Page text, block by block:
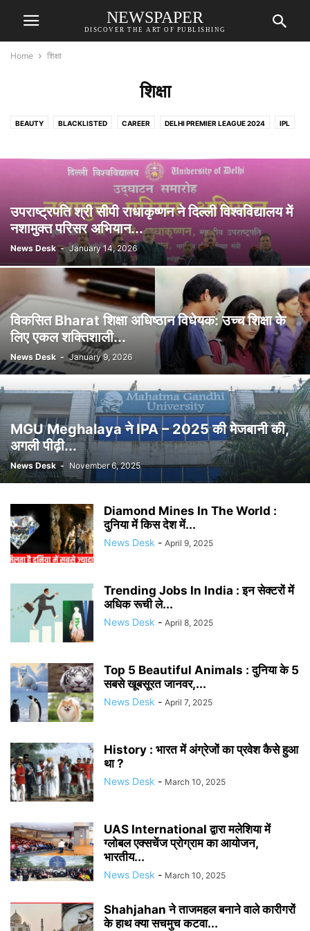
NEWSPAPER
DISCOVER THE ART OF PUBLISHING
Home शिक्षा
शिक्षा
BEAUTY BLACKLISTED CAREER DELHI PREMIER LEAGUE 2024 IPL
दिल्ली विश्वविद्यालय दुनिया धर्म पंजाब पर्यटन पर्यावरण बिजनेस भारत
राजनीति शिक्षा संपादकीय समाज साउथ ब्लॉक स्वास्थ्य
उपराष्ट्रपति श्री सीपी राधाकृष्णन ने दिल्ली विश्वविद्यालय में
नशामुक्त परिसर अभियान...
News Desk - January 14, 2026
विकसित Bharat शिक्षा अधिष्ठान विधेयक: उच्च शिक्षा के
लिए एकल शक्तिशाली...
News Desk - January 9, 2026
MGU Meghalaya ने IPA – 2025 की मेजबानी की,
अगली पीढ़ी...
News Desk - November 6, 2025
Diamond Mines In The World :
दुनिया में किस देश में...
News Desk - April 9, 2025
Trending Jobs In India : इन सेक्टरों में
अधिक रूची ले...
News Desk - April 8, 2025
Top 5 Beautiful Animals : दुनिया के 5
सबसे खूबसूरत जानवर,...
News Desk - April 7, 2025
History : भारत में अंग्रेजों का प्रवेश कैसे हुआ
था ?
News Desk - March 10, 2025
UAS International द्वारा मलेशिया में
ग्लोबल एक्सचेंज प्रोग्राम का आयोजन,
भारतीय...
News Desk - March 10, 2025
Shahjahan ने ताजमहल बनाने वाले कारीगरों
के हाथ क्या सचमुच कटवा...